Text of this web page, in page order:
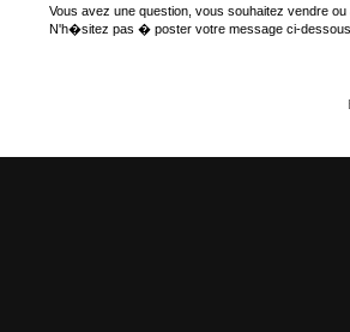
Vous avez une question, vous souhaitez vendre
N'h�sitez pas � poster votre message ci-dessous.